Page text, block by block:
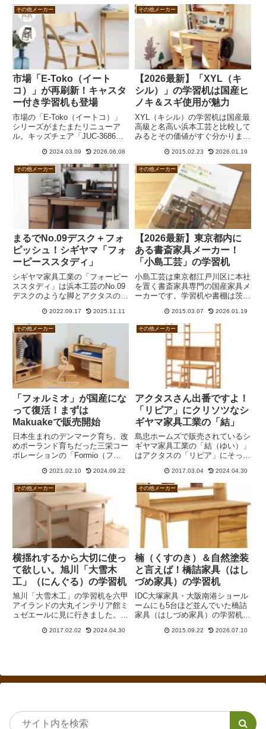
その他メーカー
市場「E-Toko（イート
コ）」が再刷新！キャスタ
ー付き学習机も登場
市場の「E-Toko（イートコ）」
シリーズがまたまたリニューア
ル。キッズチェア「JUC-3686」
「JUC-3661」は組立式の板座。
キャスター付きのコンパクトデス
ク「JUT-3692NA」やワイドラッ
ク「JUR-3694」なども登場で
2024.03.09 2026.06.08
その他メーカー
【2026最新】「XYL（キ
シル）」の学習机は国産ヒ
ノキ＆スギ使用が魅力
XYL（キシル）の学習机は国産最
高級と名高い浜本工芸と比較して
みるとその価値がすぐ分かりま
ル塗装。浜本工芸はナラ材でウレ
タン塗装。それでいて価格はほと
んど変わらず。キシルは杉工場や
堀田木工所と比較しても割高で
2015.02.23 2026.01.19
その他メーカー
まるでNo.09デスク＋フォ
ピッシュ！シギヤマ「フォ
ーピーススタディ」
シギヤマ家具工業の「フォーピー
ススタディ」は浜本工芸のNo.09
デスクのような脚とアクタスのフ
たデスクです。ウォールナット突
板のウレタン塗装で価格はまあま
あお手頃。選択肢の幅が広がると
思います。
2022.09.17 2025.11.11
その他メーカー
【2026最新】東京都内に
ある書斎家具メーカー！
「小島工芸」の学習机
小島工芸は東京都江戸川区に本社
を置く書斎家具専門の国産家具メ
ーカーです。学習机や書棚は茨城
ど一部製品は中国やタイで製造し
ています。現在の主力デスクは
「ポライト」。システムベッドの
「アンジュEX」や「ラークアッ
2015.03.07 2026.01.19
その他メーカー
「フォルミオ」が国産にな
って復活！まずは
Makuakeで販売開始
日本生まれのデンマーク育ち、改
めポーランド育ちだった三栄コー
ポレーションの「Formio（フォ
復活しました。驚くべきことに、
価格は従来よりも安くなりまし
た。百貨店ではなくネット通販で
の販売にしたからでしょう。です
が、浜本工芸の「No.17デスク」
と比較すると割高です。
2021.02.10 2024.09.22
その他メーカー
アクタスさん出番ですよ！
「リピア」にクリソツなシ
ギヤマ家具工業の「結」
島忠ホームズで販売されているシ
ギヤマ家具工業の「結（ゆい）」
はアクタスの「リピア」にそっく
ン塗装、結はヒノキのオイル塗装
ですが、どちらも丸棒をモチーフ
にしたデザインが似ていると思い
ます。
2017.03.04 2024.04.30
その他メーカー
横揺れするから大切に使っ
て欲しい。旭川「大雪木
工」（にんぐる）の学習机
旭川「大雪木工」の学習机を六甲
アイランドの大丸インテリア館ミ
ュゼエールに見に行きました。
ましたが、いずれも横揺れがひど
2017.02.02 2024.04.30
その他メーカー
楠（くすのき）＆自然塗装
と言えば！橋詰家具（はし
づめ家具）の学習机
IDC大塚家具・大阪南港ショール
ームにも5台ほど並んでいた橋詰
家具（はしづめ家具）の学習机。
るCHARDONNAY（シャルドネ）
2015.09.22 2026.07.10